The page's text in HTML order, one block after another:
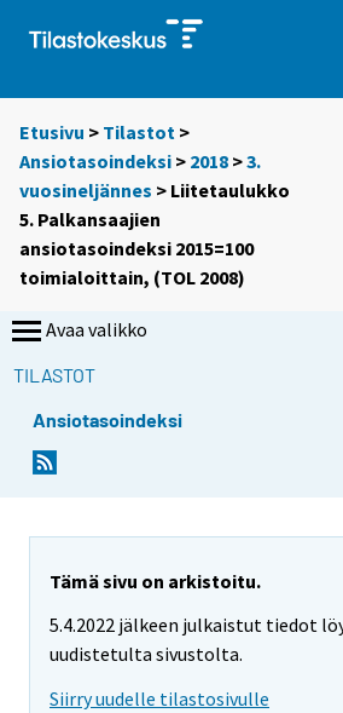
Etusivu > Tilastot >
Ansiotasoindeksi > 2018 >3.
vuosineljännes > Liitetaulukko
5. Palkansaajien
ansiotasoindeksi 2015=100
toimialoittain, (TOL 2008)
Avaa valikko
TILASTOT
Ansiotasoindeksi
Tämä sivu on arkistoitu.
5.4.2022 jälkeen julkaistut tiedot
uudistetulta sivustolta.
Siirry uudelle tilastosivulle